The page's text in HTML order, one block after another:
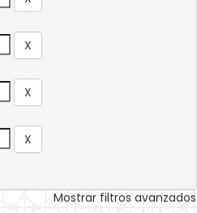
Mostrar filtros avanzados